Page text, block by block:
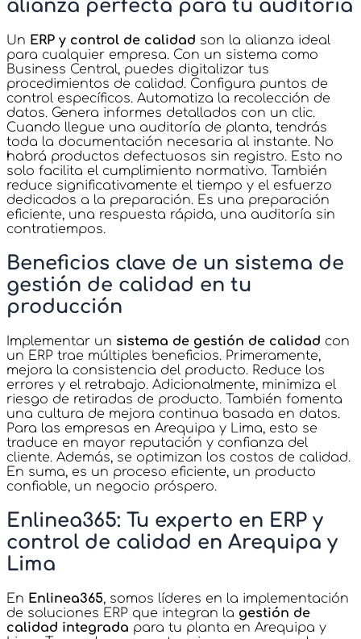
alianza perfecta para tu auditoría
Un ERP y control de calidad son la alianza ideal
para cualquier empresa. Con un sistema como
Business Central, puedes digitalizar tus
procedimientos de calidad. Configura puntos de
control específicos. Automatiza la recolección de
datos. Genera informes detallados con un clic.
Cuando llegue una auditoría de planta, tendrás
toda la documentación necesaria al instante. No
habrá productos defectuosos sin registro. Esto no
solo facilita el cumplimiento normativo. También
reduce significativamente el tiempo y el esfuerzo
dedicados a la preparación. Es una preparación
eficiente, una respuesta rápida, una auditoría sin
contratiempos.
Beneficios clave de un sistema de
gestión de calidad en tu
producción
Implementar un sistema de gestión de calidad con
un ERP trae múltiples beneficios. Primeramente,
mejora la consistencia del producto. Reduce los
errores y el retrabajo. Adicionalmente, minimiza el
riesgo de retiradas de producto. También fomenta
una cultura de mejora continua basada en datos.
Para las empresas en Arequipa y Lima, esto se
traduce en mayor reputación y confianza del
cliente. Además, se optimizan los costos de calidad.
En suma, es un proceso eficiente, un producto
confiable, un negocio próspero.
Enlinea365: Tu experto en ERP y
control de calidad en Arequipa y
Lima
En Enlinea365, somos líderes en la implementación
de soluciones ERP que integran la gestión de
calidad integrada para tu planta en Arequipa y